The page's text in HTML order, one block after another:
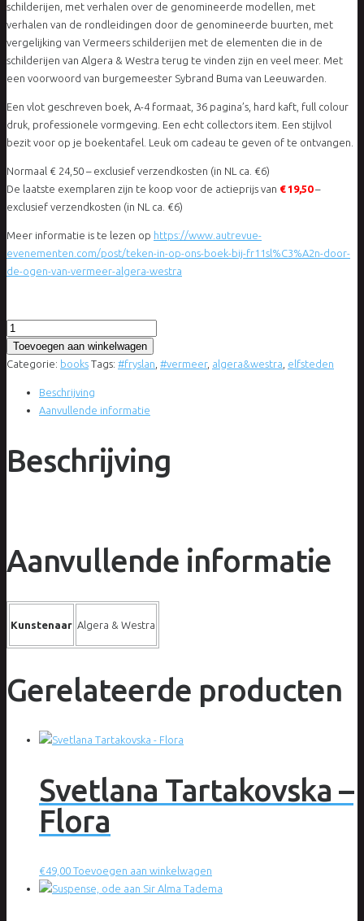
schilderijen, met verhalen over de genomineerde modellen, met
verhalen van de rondleidingen door de genomineerde buurten, met
vergelijking van Vermeers schilderijen met de elementen die in de
schilderijen van Algera & Westra terug te vinden zijn en veel meer. Met
een voorwoord van burgemeester Sybrand Buma van Leeuwarden.
Een vlot geschreven boek, A-4 formaat, 36 pagina’s, hard kaft, full colour
druk, professionele vormgeving. Een echt collectors item. Een stijlvol
bezit voor op je boekentafel. Leuk om cadeau te geven of te ontvangen.
Normaal € 24,50 – exclusief verzendkosten (in NL ca. €6)
De laatste exemplaren zijn te koop voor de actieprijs van € 19,50–
exclusief verzendkosten (in NL ca. €6)
Meer informatie is te lezen op https://www.autrevue-
evenementen.com/post/teken-in-op-ons-boek-bij-fr11sl%C3%A2n-door-
de-ogen-van-vermeer-algera-westra
Algera
Westra
Fr11slân
ogen
van
Toevoegen aan winkelwagen
Categorie: books Tags: #fryslan #vermeer, algera&westra elfsteden
Beschrijving
Aanvullende informatie
Beschrijving
Aanvullende informatie
Kunstenaar Algera & Westra
Gerelateerde producten
Svetlana Tartakovska –
Flora
€49,00 Toevoegen aan winkelwagen